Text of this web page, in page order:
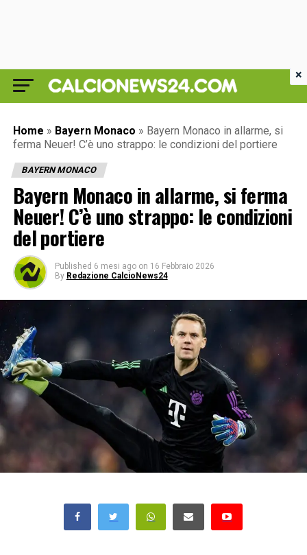
Home » Bayern Monaco » Bayern Monaco in allarme, si
ferma Neuer! C’è uno strappo: le condizioni del portiere
BAYERN MONACO
Bayern Monaco in allarme, si ferma
Neuer! C’è uno strappo: le condizioni
del portiere
Published 6 mesi ago on 16 Febbraio 2026
By Redazione CalcioNews24
×